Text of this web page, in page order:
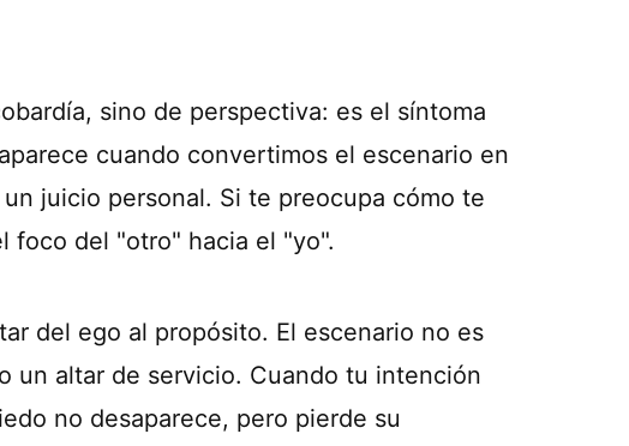
sino de perspectiva: es el síntoma
cuando convertimos el escenario en
juicio personal. Si te preocupa cómo te
foco del "otro" hacia el "yo".
del ego al propósito. El escenario no es
un altar de servicio. Cuando tu intención
no desaparece, pero pierde su